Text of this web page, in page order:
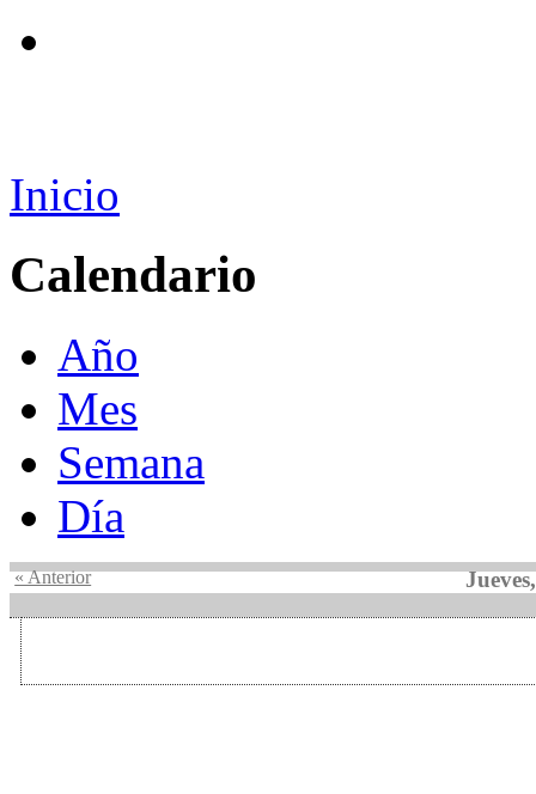
Inicio
Calendario
Año
Mes
Semana
Día
« Anterior